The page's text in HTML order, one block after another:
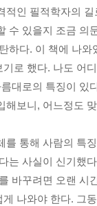
적인 필적학자의
수 있을지 조금 의
하다. 이 책에 나
로 했다. 나도 어
대로의 특징이 있
해보니, 어느정도
를 통해 사람의 특
는 사실이 신기했
바꾸려면 오랜 시
나와야 한다. 그